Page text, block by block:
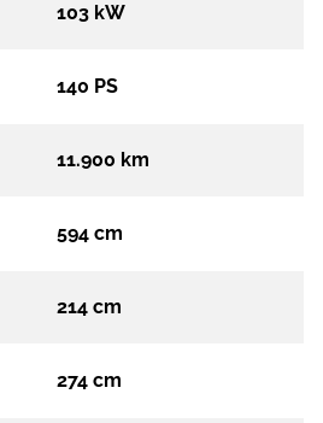
103 kW
140 PS
11.900 km
594 cm
214 cm
274 cm